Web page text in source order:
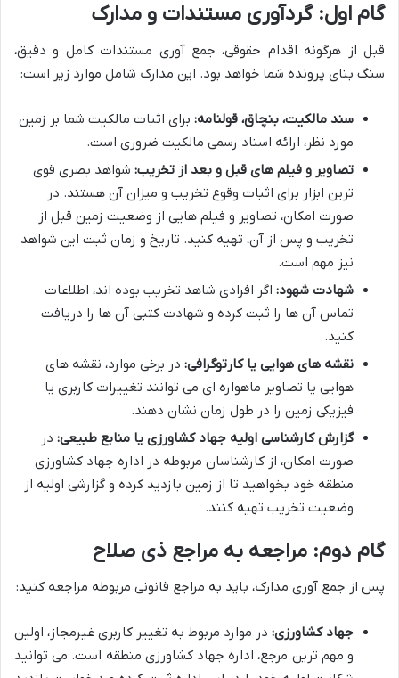
گام اول: گردآوری مستندات و مدارک
قبل از هرگونه اقدام حقوقی، جمع آوری مستندات کامل و دقیق،
سنگ بنای پرونده شما خواهد بود. این مدارک شامل موارد زیر است:
سند مالکیت، بنچاق، قولنامه: برای اثبات مالکیت شما بر زمین
مورد نظر، ارائه اسناد رسمی مالکیت ضروری است.
تصاویر و فیلم های قبل و بعد از تخریب: شواهد بصری قوی
ترین ابزار برای اثبات وقوع تخریب و میزان آن هستند. در
صورت امکان، تصاویر و فیلم هایی از وضعیت زمین قبل از
تخریب و پس از آن، تهیه کنید. تاریخ و زمان ثبت این شواهد
نیز مهم است.
شهادت شهود: اگر افرادی شاهد تخریب بوده اند، اطلاعات
تماس آن ها را ثبت کرده و شهادت کتبی آن ها را دریافت
کنید.
نقشه های هوایی یا کارتوگرافی: در برخی موارد، نقشه های
هوایی یا تصاویر ماهواره ای می توانند تغییرات کاربری یا
فیزیکی زمین را در طول زمان نشان دهند.
گزارش کارشناسی اولیه جهاد کشاورزی یا منابع طبیعی: در
صورت امکان، از کارشناسان مربوطه در اداره جهاد کشاورزی
منطقه خود بخواهید تا از زمین بازدید کرده و گزارشی اولیه از
وضعیت تخریب تهیه کنند.
گام دوم: مراجعه به مراجع ذی صلاح
پس از جمع آوری مدارک، باید به مراجع قانونی مربوطه مراجعه کنید:
جهاد کشاورزی: در موارد مربوط به تغییر کاربری غیرمجاز، اولین
و مهم ترین مرجع، اداره جهاد کشاورزی منطقه است. می توانید